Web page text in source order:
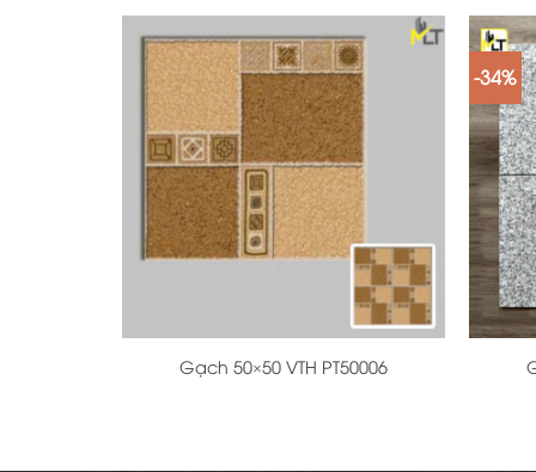
Gạch 50×50 VTH PT50006
-34%
+